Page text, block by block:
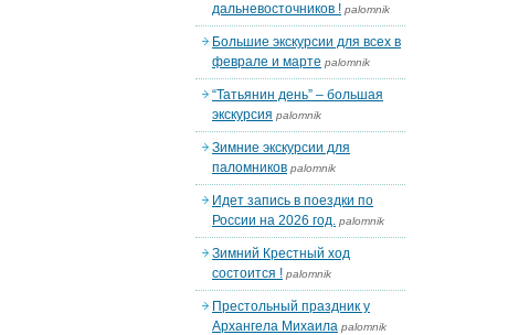
дальневосточников ! palomnik
Большие экскурсии для всех в
феврале и марте palomnik
“Татьянин день” – большая
экскурсия palomnik
Зимние экскурсии для
паломников palomnik
Идет запись в поездки по
России на 2026 год. palomnik
Зимний Крестный ход
состоится ! palomnik
Престольный праздник у
Архангела Михаила palomnik